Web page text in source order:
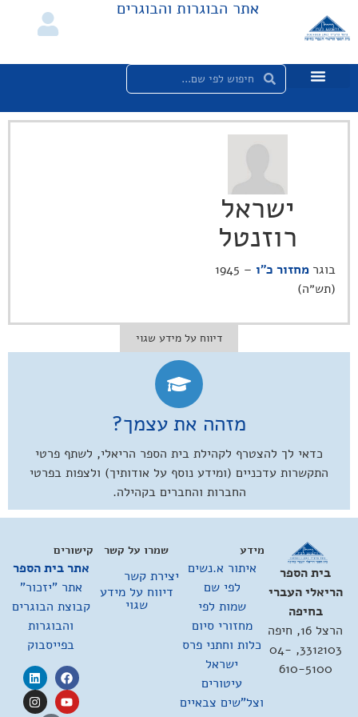
אתר הבוגרות והבוגרים
ישראל
רוזנטל
בוגר מחזור כ"ו
– 1945
(תש״ה)
דיווח על מידע שגוי
מזהה את עצמך?
כדאי לך להצטרף לקהילת בית הספר הריאלי, לשתף פרטי
התקשרות עדכניים (ומידע נוסף על אודותיך) ולצפות בפרטי
החברות והחברים בקהילה.
בית הספר
הריאלי העברי
בחיפה
הרצל 16, חיפה
3312103, 04-
610-5100
מידע
איתור א.נשים
לפי שם
שמות לפי
מחזורי סיום
כלות וחתני פרס
ישראל
עיטורים
וצל"שים צבאיים
קישורים
אתר בית הספר
אתר "יזכור"
קבוצת הבוגרים
והבוגרות
בפייסבוק
שמרו על קשר
יצירת קשר
דיווח על מידע
שגוי